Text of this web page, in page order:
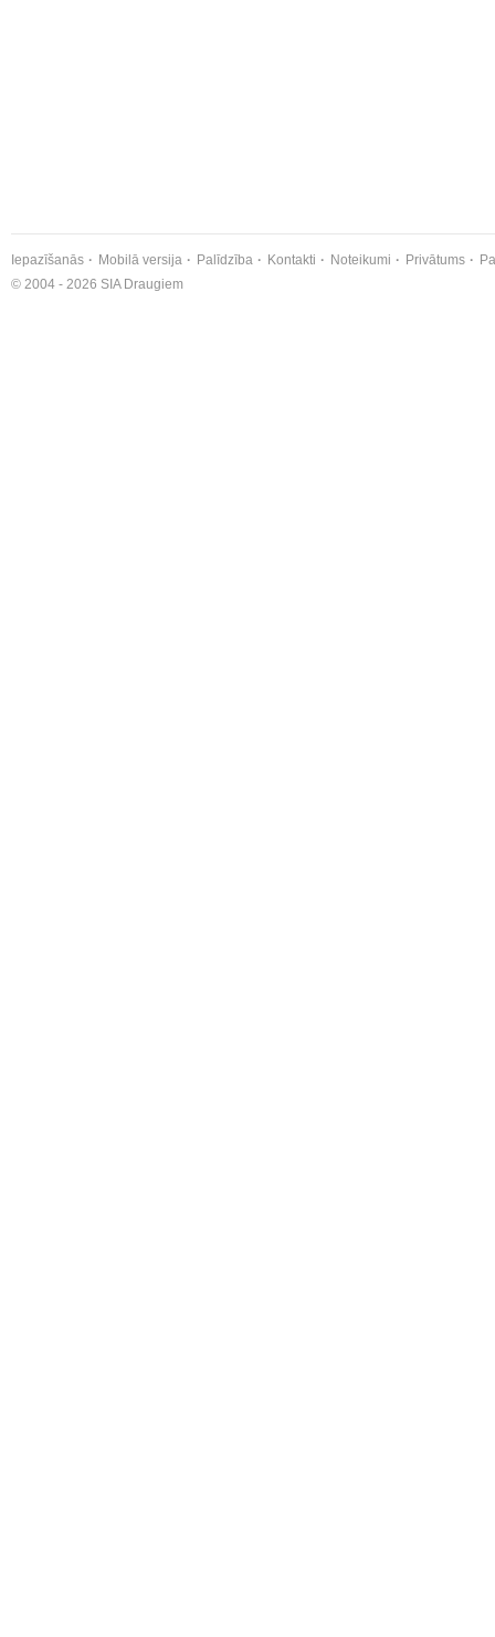
Iepazīšanās Mobilā versija Palīdzība Kontakti Noteikumi Privātums
© 2004 - 2026 SIA Draugiem